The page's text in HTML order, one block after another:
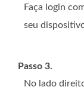
Faça login
seu
Passo 3.
No lado